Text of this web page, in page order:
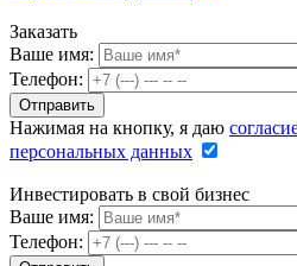
Заказать
Ваше имя:
Телефон:
Нажимая на кнопку, я даю
персональных данных
Инвестировать в свой бизнес
Ваше имя:
Телефон: